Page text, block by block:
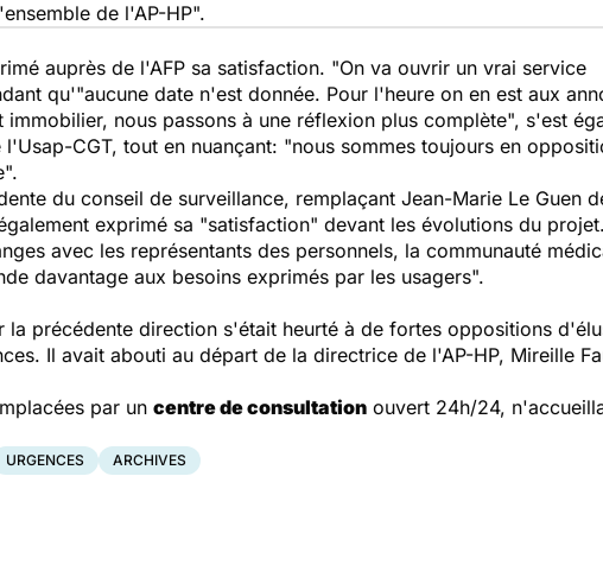
de l'AP-HP".
auprès de l'AFP sa satisfaction. "On va ouvrir un vrai service
qu'"aucune date n'est donnée. Pour l'heure on en est aux
nous passons à une réflexion plus complète", s'est
CGT, tout en nuançant: "nous sommes toujours en
du conseil de surveillance, remplaçant Jean-Marie Le Guen
exprimé sa "satisfaction" devant les évolutions du
avec les représentants des personnels, la communauté
davantage aux besoins exprimés par les usagers".
précédente direction s'était heurté à de fortes oppositions
Il avait abouti au départ de la directrice de l'AP-HP, Mireille
par un centre de consultation ouvert 24h/24,
URGENCES ARCHIVES